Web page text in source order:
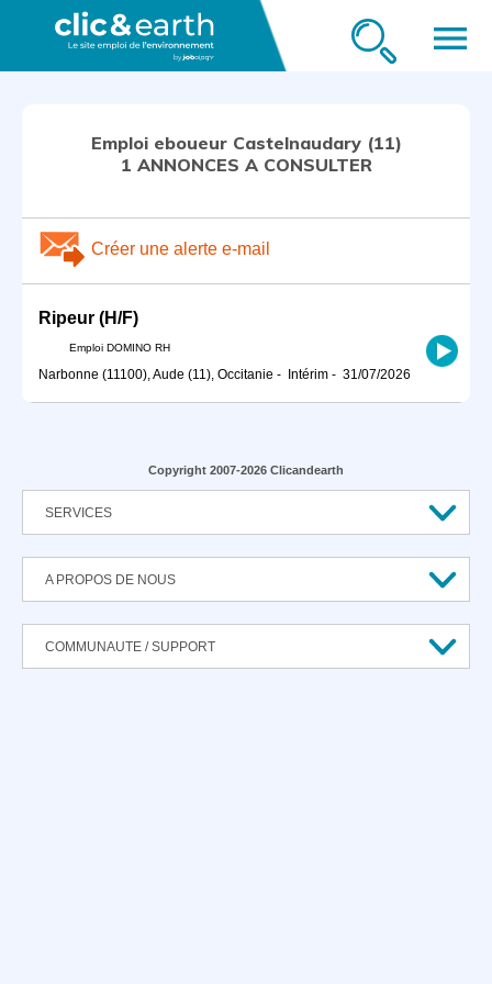
menu
Emploi eboueur Castelnaudary (11)
1 ANNONCES A CONSULTER
Créer une alerte e-mail
Ripeur (H/F)
Emploi DOMINO RH
Narbonne (11100), Aude (11), Occitanie - Intérim - 31/07/2026
Copyright 2007-2026 Clicandearth
SERVICES
A PROPOS DE NOUS
COMMUNAUTE / SUPPORT